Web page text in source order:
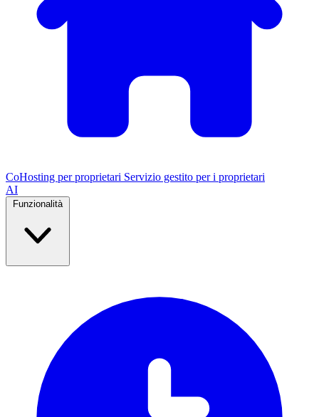
CoHosting per proprietari Servizio gestito per i proprietari
AI
Funzionalità